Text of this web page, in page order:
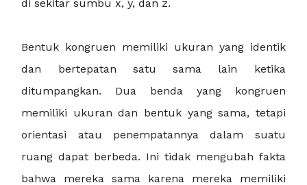
di sekitar sumbu x, y, dan z.
Bentuk kongruen memiliki ukuran yang identik
dan bertepatan satu sama lain ketika
ditumpangkan. Dua benda yang kongruen
memiliki ukuran dan bentuk yang sama, tetapi
orientasi atau penempatannya dalam suatu
ruang dapat berbeda. Ini tidak mengubah fakta
bahwa mereka sama karena mereka memiliki